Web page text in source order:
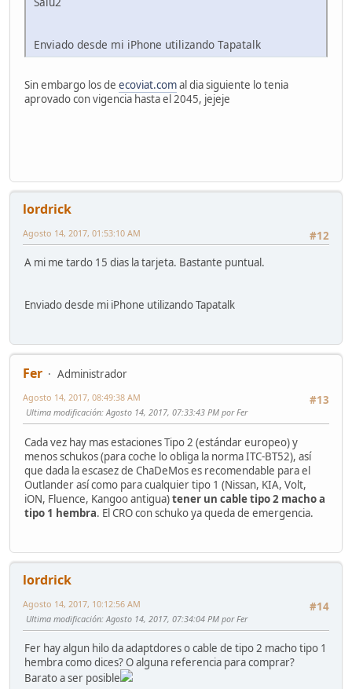
Enviado desde mi iPhone utilizando Tapatalk
Sin embargo los de ecoviat.comal dia siguiente lo tenia
aprovado con vigencia hasta el 2045, jejeje
lordrick
#12
Agosto 14, 2017, 01:53:10 AM
A mi me tardo 15 dias la tarjeta. Bastante puntual.
Enviado desde mi iPhone utilizando Tapatalk
Fer
Administrador
#13
Agosto 14, 2017, 08:49:38 AM
Ultima modificación: Agosto 14, 2017, 07:33:43 PM por Fer
Cada vez hay mas estaciones Tipo 2 (estándar europeo) y
menos schukos (para coche lo obliga la norma ITC-BT52), así
que dada la escasez de ChaDeMos es recomendable para el
Outlander así como para cualquier tipo 1 (Nissan, KIA, Volt,
iON, Fluence, Kangoo antigua)tener un cable tipo 2 macho a
tipo 1 hembra. El CRO con schuko ya queda de emergencia.
lordrick
#14
Agosto 14, 2017, 10:12:56 AM
Ultima modificación: Agosto 14, 2017, 07:34:04 PM por Fer
Fer hay algun hilo da adaptdores o cable de tipo 2 macho tipo 1
hembra como dices? O alguna referencia para comprar?
Barato a ser posible